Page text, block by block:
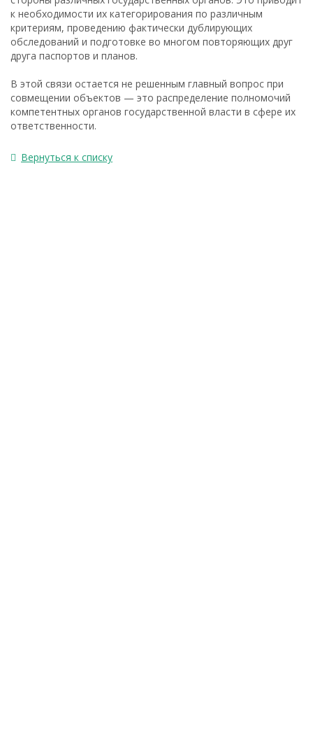
к необходимости их категорирования по различным
критериям, проведению фактически дублирующих
обследований и подготовке во многом повторяющих друг
друга паспортов и планов.
В этой связи остается не решенным главный вопрос при
совмещении объектов — это распределение полномочий
компетентных органов государственной власти в сфере их
ответственности.
Вернуться к списку